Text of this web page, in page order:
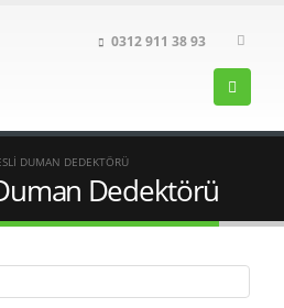
0312 911 38 93
DUMAN DEDEKTÖRÜ
Dedektörü